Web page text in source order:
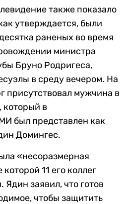
также показало
утверждается, были
раненых во время
министра
Бруно Родригеса,
в среду вечером. На
присутствовал мужчина в
который в
был представлен как
Домингес.
«несоразмерная
которой 11 его коллег
Ядин заявил, что готов
чтобы защитить